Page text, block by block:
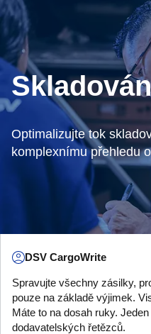
Optimalizujte tok
komplexnímu přehledu
DSV CargoWrite
Spravujte všechny zásilky,
pouze na základě výjimek.
Máte to na dosah ruky.
dodavatelských řetězců.